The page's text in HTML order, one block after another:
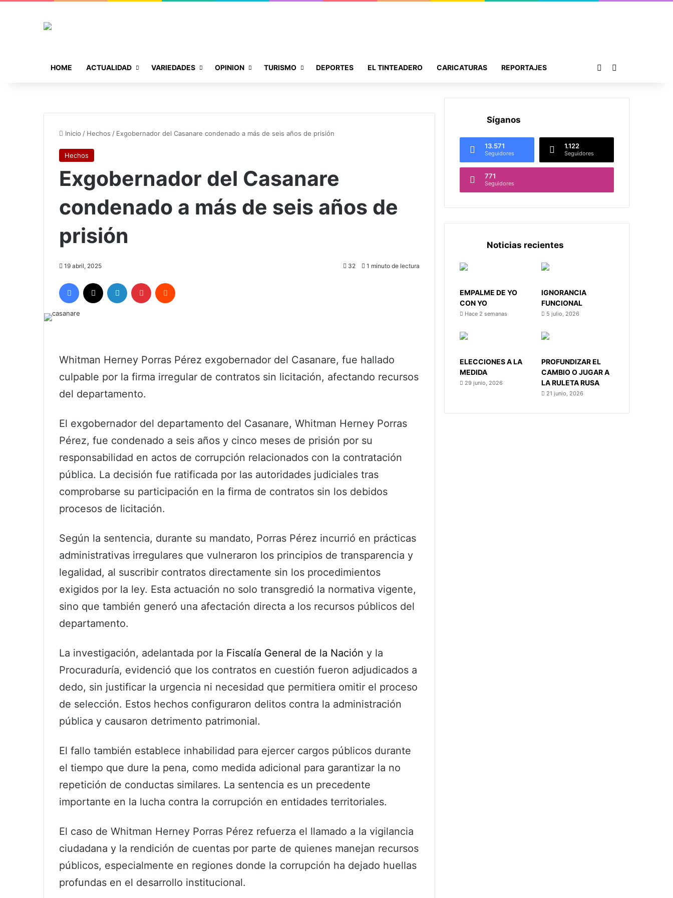
HOME ACTUALIDAD VARIEDADES OPINION TURISMO DEPORTES EL TINTEADERO CARICATURAS REPORTAJES Publicación al azar
Inicio / Hechos / Exgobernador del Casanare condenado a más de seis años de prisión
Hechos
Exgobernador del Casanare
condenado a más de seis años de
prisión
19 abril, 2025 32 1 minuto de lectura
Facebook LinkedIn Pinterest
Whitman Herney Porras Pérez exgobernador del Casanare, fue hallado
culpable por la firma irregular de contratos sin licitación, afectando recursos
del departamento.
El exgobernador del departamento del Casanare, Whitman Herney Porras
Pérez, fue condenado a seis años y cinco meses de prisión por su
responsabilidad en actos de corrupción relacionados con la contratación
pública. La decisión fue ratificada por las autoridades judiciales tras
comprobarse su participación en la firma de contratos sin los debidos
procesos de licitación.
Según la sentencia, durante su mandato, Porras Pérez incurrió en prácticas
administrativas irregulares que vulneraron los principios de transparencia y
legalidad, al suscribir contratos directamente sin los procedimientos
exigidos por la ley. Esta actuación no solo transgredió la normativa vigente,
sino que también generó una afectación directa a los recursos públicos del
departamento.
La investigación, adelantada por la Fiscalía General de la Nación y la
Procuraduría, evidenció que los contratos en cuestión fueron adjudicados a
dedo, sin justificar la urgencia ni necesidad que permitiera omitir el proceso
de selección. Estos hechos configuraron delitos contra la administración
pública y causaron detrimento patrimonial.
El fallo también establece inhabilidad para ejercer cargos públicos durante
el tiempo que dure la pena, como medida adicional para garantizar la no
repetición de conductas similares. La sentencia es un precedente
importante en la lucha contra la corrupción en entidades territoriales.
El caso de Whitman Herney Porras Pérez refuerza el llamado a la vigilancia
ciudadana y la rendición de cuentas por parte de quienes manejan recursos
públicos, especialmente en regiones donde la corrupción ha dejado huellas
profundas en el desarrollo institucional.
Síganos
13.571
Seguidores
1.122
Seguidores
771
Seguidores
Noticias recientes
EMPALME DE YO
CON YO
Hace 2 semanas
IGNORANCIA
FUNCIONAL
5 julio, 2026
ELECCIONES A LA
MEDIDA
29 junio, 2026
PROFUNDIZAR EL
CAMBIO O JUGAR A
LA RULETA RUSA
21 junio, 2026